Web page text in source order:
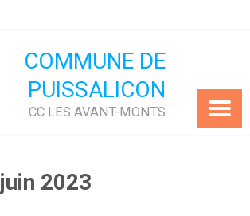
COMMUNE DE
PUISSALICON
CC LES AVANT-MONTS
2023